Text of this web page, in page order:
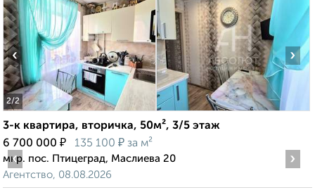
2/2
‹ ›
3-к квартира, вторичка, 50м², 3/5 этаж
6 700 000 ₽ 135 100 ₽ за м²
мкр. пос. Птицеград, Маслиева 20
Агентство, 08.08.2026
‹ ›